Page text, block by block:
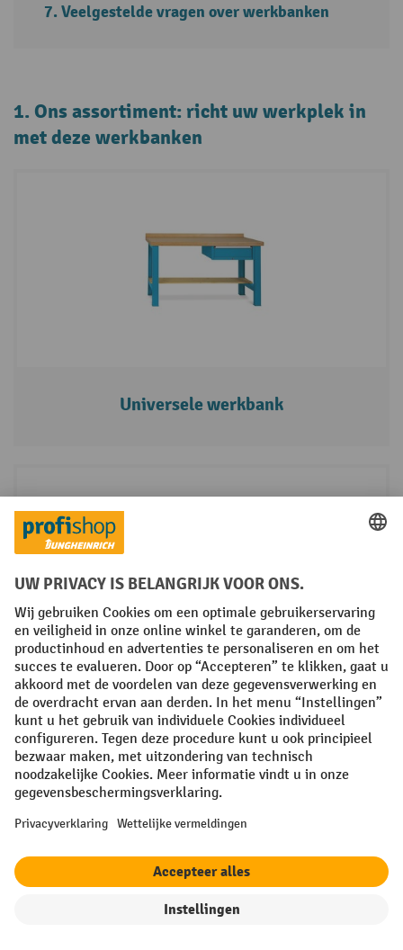
Sorteren op
Veelgestelde vragen over werkbanken
1. Ons assortiment: richt uw werkplek in
met deze werkbanken
Universele werkbank
Compacte werkbank